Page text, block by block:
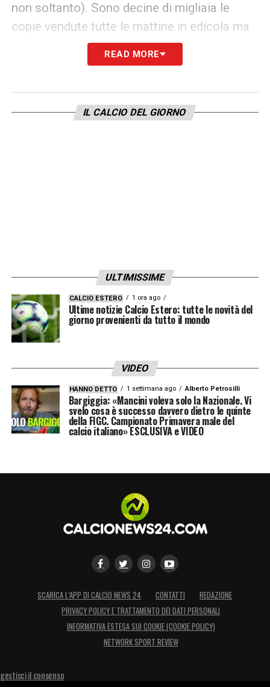
non soltanto). Sono decine di migliaia le
copie vendute tutte le mattine in edicola ma
un’anteprima dei principali contenuti può
essere consultata già dalla sera precedente.
READ MORE
IL CALCIO DEL GIORNO
ULTIMISSIME
CALCIO ESTERO 1 ora ago
Ultime notizie Calcio Estero: tutte le novità del
giorno provenienti da tutto il mondo
VIDEO
HANNO DETTO 1 settimana ago Alberto Petrosilli
Bargiggia: «Mancini voleva solo la Nazionale. Vi
svelo cosa è successo davvero dietro le quinte
della FIGC. Campionato Primavera male del
calcio italiano» ESCLUSIVA e VIDEO
SCARICA L’APP DI CALCIO NEWS 24 CONTATTI
REDAZIONE
PRIVACY POLICY E TRATTAMENTO DEI DATI PERSONALI
INFORMATIVA ESTESA SUI COOKIE (COOKIE POLICY)
NETWORK SPORT REVIEW
gestisci il consenso